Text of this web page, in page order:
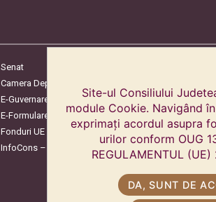
Senat
Camera Deputaților
E-Guvernare
E-Formulare
Fonduri UE
InfoCons – Protecția Consumatorilor
Site-ul Consiliului
module Cookie. Navigând
exprimați acordul asupra
urilor conform OUG
REGULAMENTUL
DA, SUNT DE